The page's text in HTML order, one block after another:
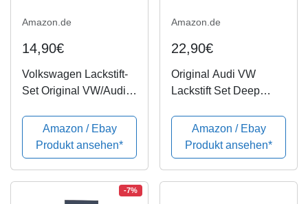
Amazon.de
14,90€
Volkswagen Lackstift-
Set Original VW/Audi
Lackstifte [Angabe 17-
stellige
Fahrzeugidentnummer
erforderlich]
Amazon / Ebay
Produkt ansehen*
Amazon.de
22,90€
Original Audi VW
Lackstift Set Deep
Amazon / Ebay
Produkt ansehen*
-7%